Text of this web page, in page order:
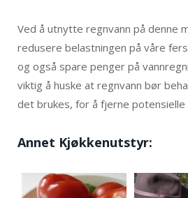
Ved å utnytte regnvann på denne
redusere belastningen på våre
og også spare penger på
viktig å huske at regnvann bør
det brukes, for å fjerne potensielle
Annet Kjøkkenutstyr: